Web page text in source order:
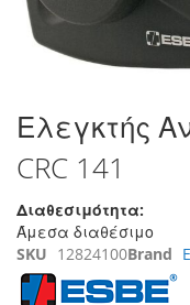
Μετάβαση
στην
αρχή
της
συλλογής
εικόνων
Ελεγκτής
CRC 141
Διαθεσιμότητα:
Άμεσα διαθέσιμο
SKU 12824100Brand